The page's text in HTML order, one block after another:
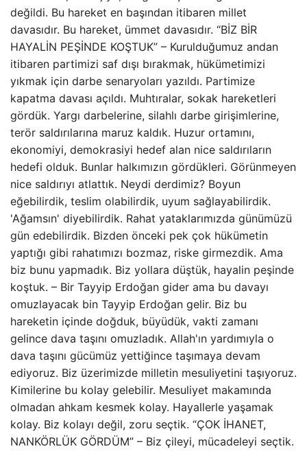
değildi. Bu hareket en başından itibaren millet
davasıdır. Bu hareket, ümmet davasıdır. “BİZ BİR
HAYALİN PEŞİNDE KOŞTUK” – Kurulduğumuz andan
itibaren partimizi saf dışı bırakmak, hükümetimizi
yıkmak için darbe senaryoları yazıldı. Partimize
kapatma davası açıldı. Muhtıralar, sokak hareketleri
gördük. Yargı darbelerine, silahlı darbe girişimlerine,
terör saldırılarına maruz kaldık. Huzur ortamını,
ekonomiyi, demokrasiyi hedef alan nice saldırıların
hedefi olduk. Bunlar halkımızın gördükleri. Görünmeyen
nice saldırıyı atlattık. Neydi derdimiz? Boyun
eğebilirdik, teslim olabilirdik, uyum sağlayabilirdik.
'Ağamsın' diyebilirdik. Rahat yataklarımızda günümüzü
gün edebilirdik. Bizden önceki pek çok hükümetin
yaptığı gibi rahatımızı bozmaz, riske girmezdik. Ama
biz bunu yapmadık. Biz yollara düştük, hayalin peşinde
koştuk. – Bir Tayyip Erdoğan gider ama bu davayı
omuzlayacak bin Tayyip Erdoğan gelir. Biz bu
hareketin içinde doğduk, büyüdük, vakti zamanı
gelince dava taşını omuzladık. Allah'ın yardımıyla o
dava taşını gücümüz yettiğince taşımaya devam
ediyoruz. Biz üzerimizde milletin mesuliyetini taşıyoruz.
Kimilerine bu kolay gelebilir. Mesuliyet makamında
olmadan ahkam kesmek kolay. Hayallerle yaşamak
kolay. Biz kolayı değil, zoru seçtik. “ÇOK İHANET,
NANKÖRLÜK GÖRDÜM” – Biz çileyi, mücadeleyi seçtik.